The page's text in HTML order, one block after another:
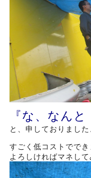
『な、なん
と、申しておりました
すごく低コストでで
よろしければマネして